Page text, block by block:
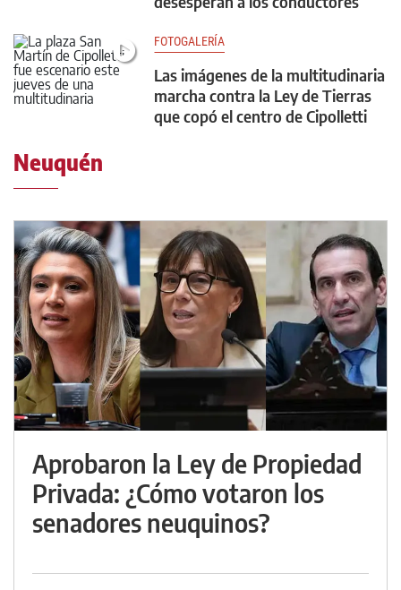
FOTOGALERÍA
Las imágenes de la multitudinaria
marcha contra la Ley de Tierras
que copó el centro de Cipolletti
Neuquén
Aprobaron la Ley de Propiedad
Privada: ¿Cómo votaron los
senadores neuquinos?